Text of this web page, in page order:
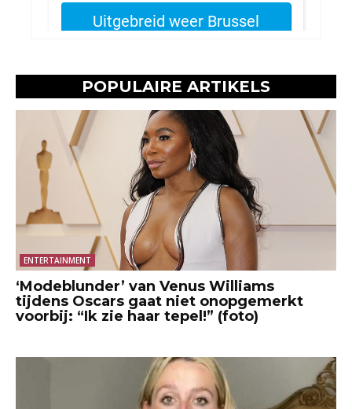
POPULAIRE ARTIKELS
ENTERTAINMENT
‘Modeblunder’ van Venus Williams
tijdens Oscars gaat niet onopgemerkt
voorbij: “Ik zie haar tepel!” (foto)